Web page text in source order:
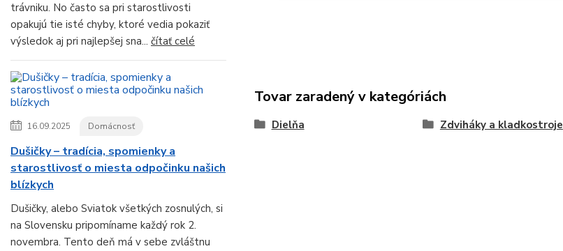
trávniku. No často sa pri starostlivosti
opakujú tie isté chyby, ktoré vedia pokaziť
výsledok aj pri najlepšej sna... čítať celé
16.09.2025 Domácnosť
Dušičky – tradícia, spomienky a
starostlivosť o miesta odpočinku našich
blízkych
Dušičky, alebo Sviatok všetkých zosnulých, si
na Slovensku pripomíname každý rok 2.
novembra. Tento deň má v sebe zvláštnu
Tovar zaradený v kategóriách
Dielňa Zdviháky a kladkostroje